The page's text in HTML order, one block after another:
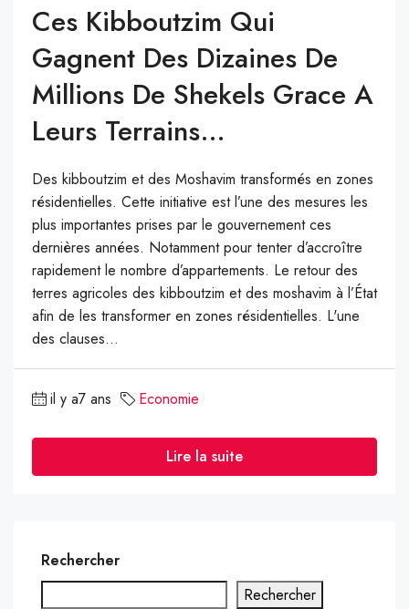
Ces Kibboutzim Qui
Gagnent Des Dizaines De
Millions De Shekels Grace A
Leurs Terrains…
Des kibboutzim et des Moshavim transformés en zones
résidentielles. Cette initiative est l’une des mesures les
plus importantes prises par le gouvernement ces
dernières années. Notamment pour tenter d’accroître
rapidement le nombre d’appartements. Le retour des
terres agricoles des kibboutzim et des moshavim à l’État
afin de les transformer en zones résidentielles. L'une
des clauses...
il y a7 ans Economie
Lire la suite
Rechercher
Rechercher